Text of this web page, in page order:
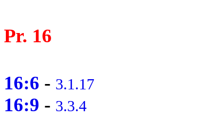
Pr. 16
16:6 - 3.1.17
16:9 - 3.3.4